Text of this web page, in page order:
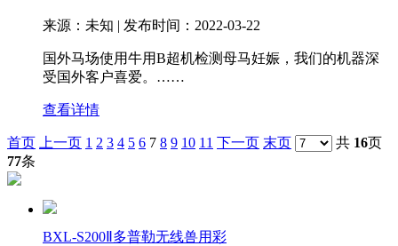
来源：未知 | 发布时间：2022-03-22
国外马场使用牛用B超机检测母马妊娠，我们的机器深
受国外客户喜爱。……
查看详情
首页 上一页 1 2 3 4 5 6 7 8 9 10 11 下一页 末页 共 16页
77条
BXL-S200Ⅱ多普勒无线兽用彩